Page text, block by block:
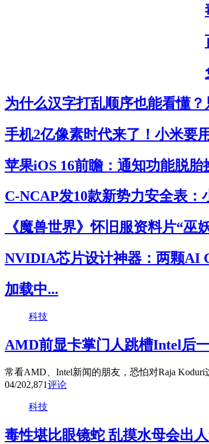
为什么汉字打乱顺序也能看懂
手机2亿像素时代来了！小米要
苹果iOS 16前瞻：通知功能脱胎
C-NCAP发10款新势力安全表
《魔兽世界》怀旧服资料片“巫
NVIDIA芯片设计神器：两颗AI
加载中...
科技
AMD前显卡掌门人跳槽Intel后
常看AMD、Intel新闻的朋友，恐怕对Raja
04/202,871评论
科技
毒性堪比眼镜蛇 乱摸水母会出人